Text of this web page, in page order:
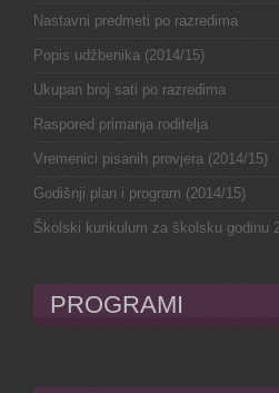
Nastavni predmeti po razredima
Popis udžbenika (2014/15)
Ukupan broj sati po razredima
Raspored primanja roditelja
Vremenici pisanih provjera (2014/15)
Godišnji plan i program (2014/15)
Školski kurikulum za školsku godinu
PROGRAMI